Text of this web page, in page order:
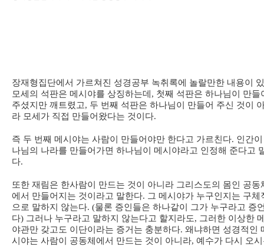
장재형집단에서 가르쳐진 성경공부 녹취록에 놀랄만한 내용이
모세의 석판은 메시야를 상징하는데, 첫째 석판은 하나님이 만들
주셨지만 깨트렸고, 두 번째 석판은 하나님이 만들어 주신 것이
라 모세가 직접 만들어왔다는 것이다.
즉 두 번째 메시야는 사람이 만들어야만 한다고 가르친다. 인간
나님의 나라를 만들어가면 하나님이 메시야라고 인정해 준다고
다.
또한 재림은 한사람이 만드는 것이 아니라 그리스도의 몸인 공동
에서 만들어지는 것이라고 말한다. 그 메시야가 누구인지는 구체
으로 말하지 않는다. (물론 증인들은 하나같이 그가 누구라고 증
다) 그러나 누구라고 말하지 않는다고 할지라도, 그러한 이상한
야관만 갖고도 이단이라는 증거는 충분하다. 왜냐하면 성경적인
시야는 사람이 공동체에서 만드는 것이 아니라, 예수가 다시 오